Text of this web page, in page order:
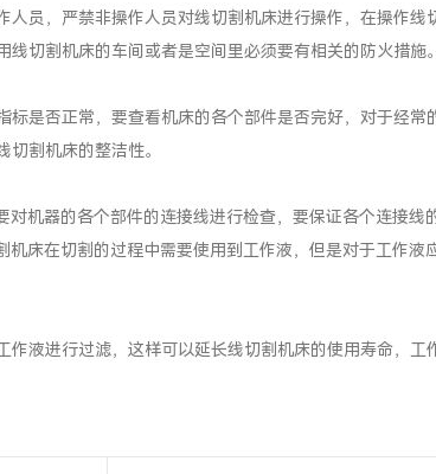
，严禁非操作人员对线切割机床进行操作，在操作线
切割机床的车间或者是空间里必须要有相关的防火措施。
是否正常，要查看机床的各个部件是否完好，对于经常
割机床的整洁性。
机器的各个部件的连接线进行检查，要保证各个连接线
床在切割的过程中需要使用到工作液，但是对于工作液
进行过滤，这样可以延长线切割机床的使用寿命，工